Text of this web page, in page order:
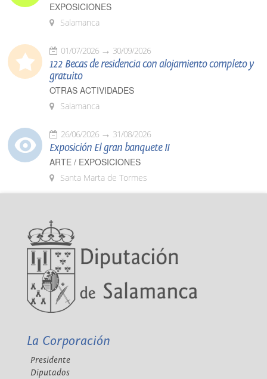
EXPOSICIONES
Salamanca
01/07/2026 30/09/2026
122 Becas de residencia con alojamiento completo y
gratuito
OTRAS ACTIVIDADES
Salamanca
26/06/2026 31/08/2026
Exposición El gran banquete II
ARTE / EXPOSICIONES
Santa Marta de Tormes
La Corporación
Presidente
Diputados